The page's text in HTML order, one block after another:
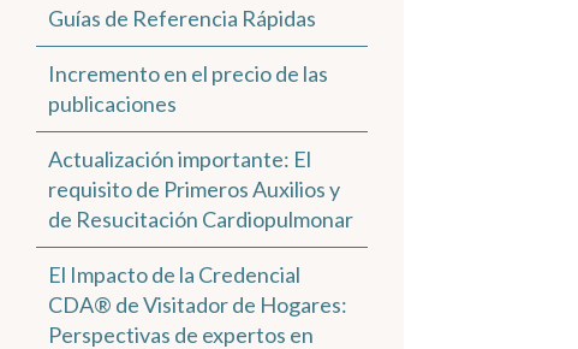
Guías de Referencia Rápidas
Incremento en el precio de las
publicaciones
Actualización importante: El
requisito de Primeros Auxilios y
de Resucitación Cardiopulmonar
El Impacto de la Credencial
CDA® de Visitador de Hogares:
Perspectivas de expertos en